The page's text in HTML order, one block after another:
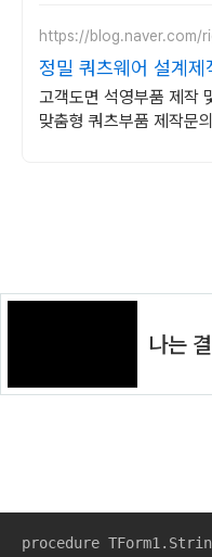
https://blog.naver.com/
정밀 쿼츠웨어 설계제
고객도면 석영부품 제작
맞춤형 쿼츠부품 제작문
procedure